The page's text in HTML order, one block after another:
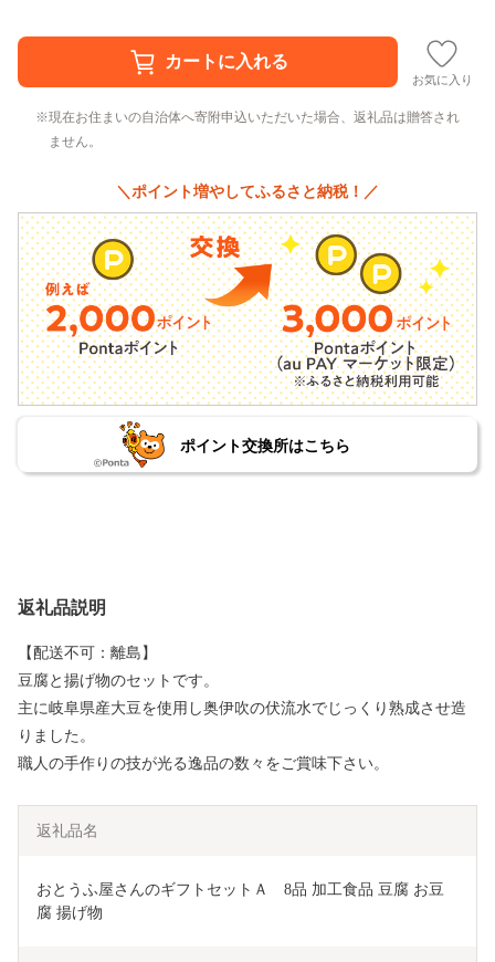
お気に入り
現在お住まいの自治体へ寄附申込いただいた場合、返礼品は贈答され
ません。
＼ポイント増やしてふるさと納税！／
ポイント交換所はこちら
返礼品説明
【配送不可：離島】
豆腐と揚げ物のセットです。
主に岐阜県産大豆を使用し奥伊吹の伏流水でじっくり熟成させ造
りました。
職人の手作りの技が光る逸品の数々をご賞味下さい。
返礼品名
おとうふ屋さんのギフトセットＡ　8品 加工食品 豆腐 お豆
腐 揚げ物